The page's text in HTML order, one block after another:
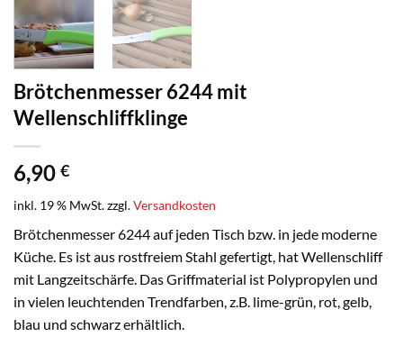
Brötchenmesser 6244 mit
Wellenschliffklinge
6,90 €
inkl. 19 % MwSt.zzgl.Versandkosten
Brötchenmesser 6244 auf jeden Tisch bzw. in jede moderne
Küche. Es ist aus rostfreiem Stahl gefertigt, hat Wellenschliff
mit Langzeitschärfe. Das Griffmaterial ist Polypropylen und
in vielen leuchtenden Trendfarben, z.B. lime-grün, rot, gelb,
blau und schwarz erhältlich.